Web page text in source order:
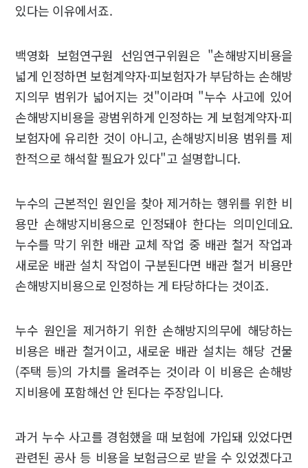
있다는 이유에서죠.
백영화 보험연구원 선임연구위원은 "손해방지비용을
넓게 인정하면 보험계약자·피보험자가 부담하는 손해방
지의무 범위가 넓어지는 것"이라며 "누수 사고에 있어
손해방지비용을 광범위하게 인정하는 게 보험계약자·피
보험자에 유리한 것이 아니고, 손해방지비용 범위를 제
한적으로 해석할 필요가 있다"고 설명합니다.
누수의 근본적인 원인을 찾아 제거하는 행위를 위한 비
용만 손해방지비용으로 인정돼야 한다는 의미인데요.
누수를 막기 위한 배관 교체 작업 중 배관 철거 작업과
새로운 배관 설치 작업이 구분된다면 배관 철거 비용만
손해방지비용으로 인정하는 게 타당하다는 것이죠.
누수 원인을 제거하기 위한 손해방지의무에 해당하는
비용은 배관 철거이고, 새로운 배관 설치는 해당 건물
(주택 등)의 가치를 올려주는 것이라 이 비용은 손해방
지비용에 포함해선 안 된다는 주장입니다.
과거 누수 사고를 경험했을 때 보험에 가입돼 있었다면
관련된 공사 등 비용을 보험금으로 받을 수 있었겠다고